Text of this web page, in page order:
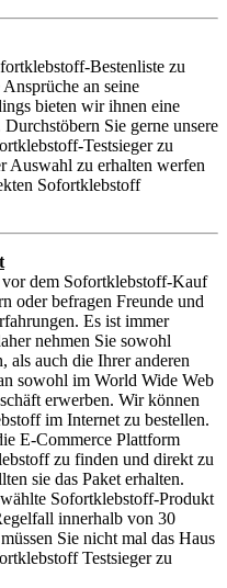
Bestenliste zu
an seine
bieten wir ihnen eine
Sie gerne unsere
Testsieger zu
Auswahl zu erhalten werfen
Sofortklebstoff
dem Sofortklebstoff-Kauf
oder befragen Freunde und
Es ist immer
nehmen Sie sowohl
als auch die Ihrer anderen
sowohl im World Wide Web
erwerben. Wir können
im Internet zu bestellen.
E-Commerce Plattform
zu finden und direkt zu
sie das Paket erhalten.
Sofortklebstoff-Produkt
innerhalb von 30
Sie nicht mal das Haus
Testsieger zu